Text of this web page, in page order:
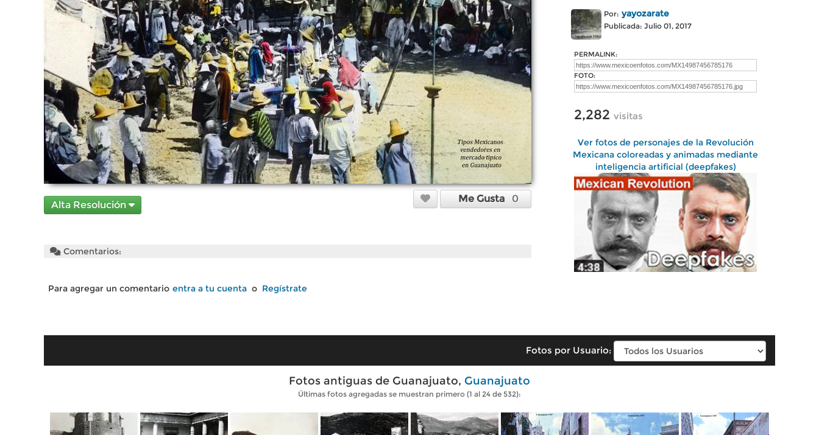
Alta Resolución
Me Gusta 0
Comentarios:
Para agregar un comentario entra a tu cuenta o Regístrate
Por: yayozarate
Publicada: Julio 01, 2017
PERMALINK:
FOTO:
2,282 visitas
Ver fotos de personajes de la Revolución
Mexicana coloreadas y animadas mediante
inteligencia artificial (deepfakes)
Fotos por Usuario:
Fotos antiguas de Guanajuato, Guanajuato
Últimas fotos agregadas se muestran primero (1 al 24 de 532):